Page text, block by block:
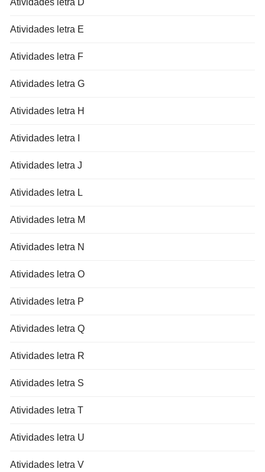
Atividades letra E
Atividades letra F
Atividades letra G
Atividades letra H
Atividades letra I
Atividades letra J
Atividades letra L
Atividades letra M
Atividades letra N
Atividades letra O
Atividades letra P
Atividades letra Q
Atividades letra R
Atividades letra S
Atividades letra T
Atividades letra U
Atividades letra V